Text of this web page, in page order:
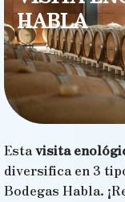
HABLA
Estavisita
diversifica en 3
Bodegas Habla.